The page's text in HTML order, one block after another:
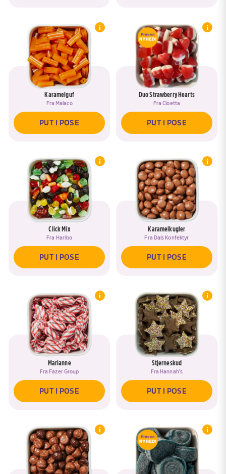
Karamelguf
Fra Malaco
PUT I POSE
Duo Strawberry Hearts
FraCloetta
PUT I POSE
Click Mix
Fra Haribo
PUT I POSE
Karamelkugler
Fra Dals Konfektyr
PUT I POSE
Marianne
Fra Fazer Group
PUT I POSE
Stjerneskud
Fra Hannah's
PUT I POSE